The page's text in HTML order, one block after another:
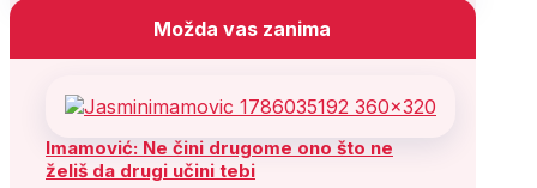
Možda vas zanima
Imamović: Ne čini drugome ono što ne
želiš da drugi učini tebi